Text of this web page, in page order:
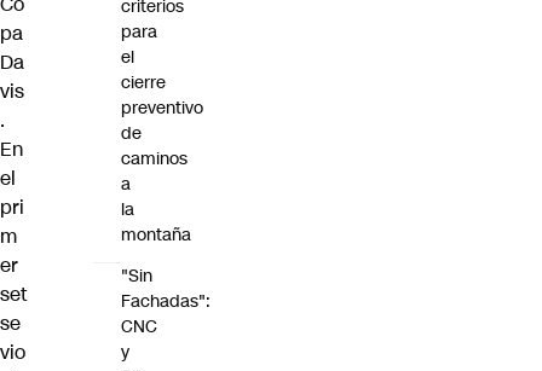
pa
Da
vis
.
En
el
pri
m
er
set
se
vio
criterios
para
el
cierre
preventivo
de
caminos
a
la
montaña
"Sin
Fachadas":
CNC
y